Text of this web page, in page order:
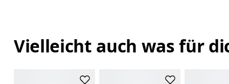
Vielleicht auch was für